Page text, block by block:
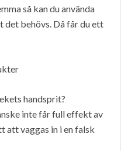
så kan du använda
det behövs. Då får du ett
handsprit?
inte får full effekt av
att vaggas in i en falsk